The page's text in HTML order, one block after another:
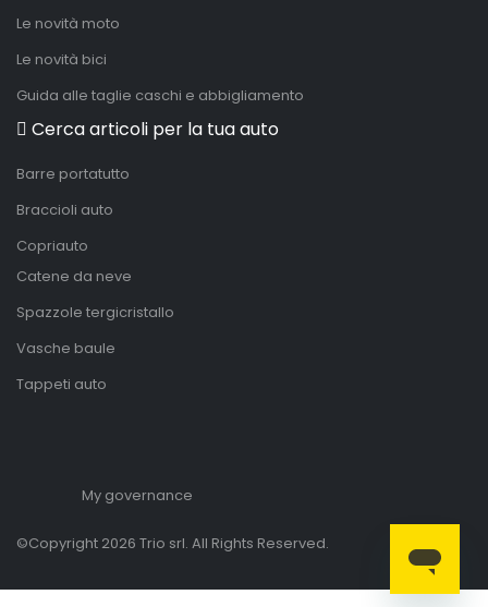
Le novità moto
Le novità bici
Guida alle taglie caschi e abbigliamento
Cerca articoli per la tua auto
Barre portatutto
Braccioli auto
Copriauto
Catene da neve
Spazzole tergicristallo
Vasche baule
Tappeti auto
My governance
©Copyright 2026 Trio srl. All Rights Reserved.